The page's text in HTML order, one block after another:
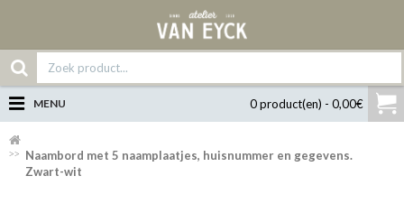
0 product(en) - 0,00€
MENU
Naambord met 5 naamplaatjes, huisnummer en gegevens.
Zwart-wit